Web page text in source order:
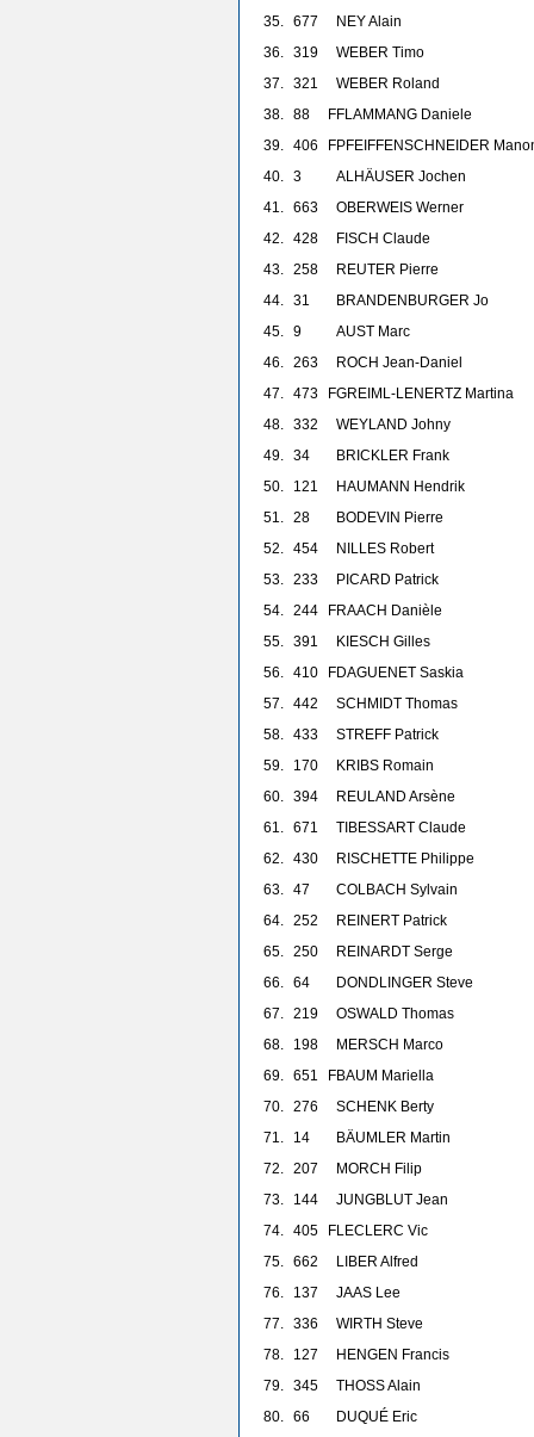
35. 677
NEY Alain
36. 319
WEBER Timo
37. 321
WEBER Roland
38. 88 FFLAMMANG Daniele
39. 406 FPFEIFFENSCHNEIDER
40. 3
ALHÄUSER Jochen
41. 663
OBERWEIS Werner
42. 428
FISCH Claude
43. 258
REUTER Pierre
44. 31
BRANDENBURGER Jo
45. 9
AUST Marc
46. 263
ROCH Jean-Daniel
47. 473 FGREIML-LENERTZ Martina
48. 332
WEYLAND Johny
49. 34
BRICKLER Frank
50.
121
HAUMANN Hendrik
51. 28
BODEVIN Pierre
52. 454
NILLES Robert
53. 233
PICARD Patrick
54. 244 FRAACH Danièle
55. 391
KIESCH Gilles
56. 410 FDAGUENET Saskia
57. 442
SCHMIDT Thomas
58. 433
STREFF Patrick
59.
170
KRIBS Romain
60. 394
REULAND Arsène
61. 671
TIBESSART Claude
62. 430
RISCHETTE Philippe
63. 47
COLBACH Sylvain
64. 252
REINERT Patrick
65. 250
REINARDT Serge
66. 64
DONDLINGER Steve
67. 219
OSWALD Thomas
68.
198
MERSCH Marco
69. 651 FBAUM Mariella
70. 276
SCHENK Berty
71.
14
BÄUMLER Martin
72. 207
MORCH Filip
73.
144
JUNGBLUT Jean
74. 405 FLECLERC Vic
75. 662
LIBER Alfred
76.
137
JAAS Lee
77. 336
WIRTH Steve
78.
127
HENGEN Francis
79. 345
THOSS Alain
80. 66
DUQUÉ Eric